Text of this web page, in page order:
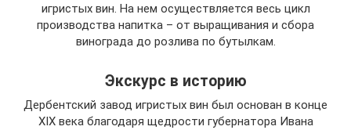
игристых вин. На нем осуществляется весь цикл
производства напитка – от выращивания и сбора
винограда до розлива по бутылкам.
Экскурс в историю
Дербентский завод игристых вин был основан в конце
XIX века благодаря щедрости губернатора Ивана